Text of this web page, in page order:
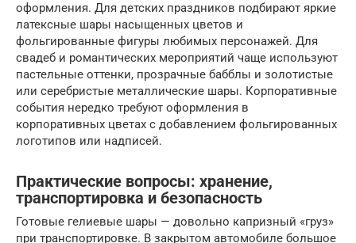
оформления. Для детских праздников подбирают яркие
латексные шары насыщенных цветов и
фольгированные фигуры любимых персонажей. Для
свадеб и романтических мероприятий чаще используют
пастельные оттенки, прозрачные бабблы и золотистые
или серебристые металлические шары. Корпоративные
события нередко требуют оформления в
корпоративных цветах с добавлением фольгированных
логотипов или надписей.
Практические вопросы: хранение,
транспортировка и безопасность
Готовые гелиевые шары — довольно капризный «груз»
при транспортировке. В закрытом автомобиле большое